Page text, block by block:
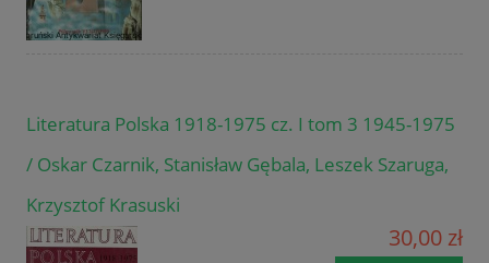
Literatura Polska 1918-1975 cz. I tom 3 1945-1975
/ Oskar Czarnik, Stanisław Gębala, Leszek Szaruga,
Krzysztof Krasuski
30,00 zł